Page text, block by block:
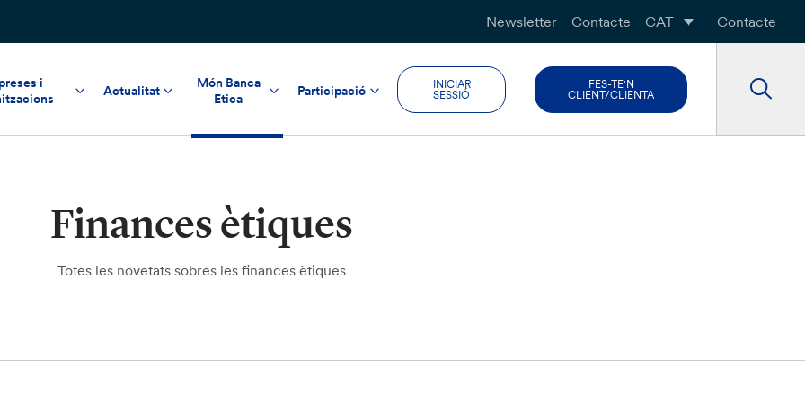
Newsletter Contacte CAT Contacte
i
Actualitat
Món Banca
Etica
Participació
INICIAR
SESSIÓ
FES-TE'N
CLIENT/CLIENTA
Finances ètiques
Totes les novetats sobres les finances ètiques